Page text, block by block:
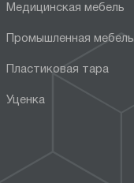
Медицинская мебель
Промышленная мебель
Пластиковая тара
Уценка